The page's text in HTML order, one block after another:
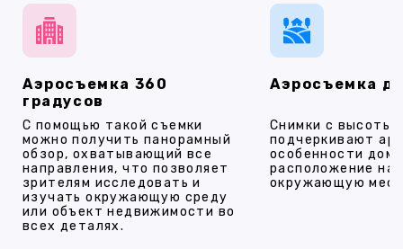
Аэросъемка 360
градусов
С помощью такой съемки
можно получить панорамный
обзор, охватывающий все
направления, что позволяет
зрителям исследовать и
изучать окружающую среду
или объект недвижимости во
всех деталях.
Аэросъемка
Снимки с высоты
подчеркивают
особенности
расположение на
окружающую